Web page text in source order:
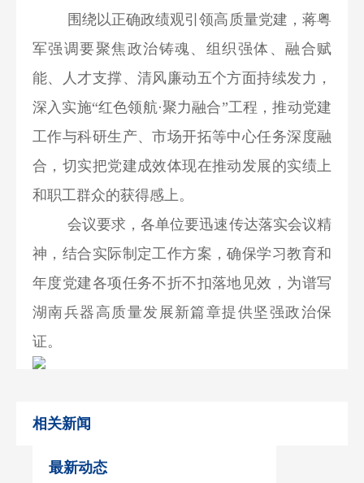
围绕以正确政绩观引领高质量党建，蒋粤
军强调要聚焦政治铸魂、组织强体、融合赋
能、人才支撑、清风廉动五个方面持续发力，
深入实施“红色领航·聚力融合”工程，推动党建
工作与科研生产、市场开拓等中心任务深度融
合，切实把党建成效体现在推动发展的实绩上
和职工群众的获得感上。
会议要求，各单位要迅速传达落实会议精
神，结合实际制定工作方案，确保学习教育和
年度党建各项任务不折不扣落地见效，为谱写
湖南兵器高质量发展新篇章提供坚强政治保
证。
相关新闻
最新动态